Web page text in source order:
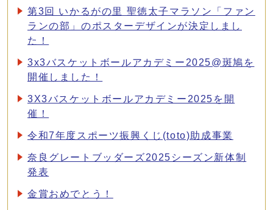
第3回 いかるがの里 聖徳太子マラソン「ファン
ランの部」のポスターデザインが決定しまし
た！
3x3バスケットボールアカデミー2025@斑鳩を
開催しました！
3X3バスケットボールアカデミー2025を開
催！
令和7年度スポーツ振興くじ(toto)助成事業
奈良グレートブッダーズ2025シーズン新体制
発表
金賞おめでとう！